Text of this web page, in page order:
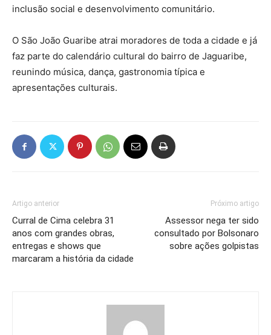
inclusão social e desenvolvimento comunitário.
O São João Guaribe atrai moradores de toda a cidade e já
faz parte do calendário cultural do bairro de Jaguaribe,
reunindo música, dança, gastronomia típica e
apresentações culturais.
Artigo anterior
Curral de Cima celebra 31
anos com grandes obras,
entregas e shows que
marcaram a história da cidade
Próximo artigo
Assessor nega ter sido
consultado por Bolsonaro
sobre ações golpistas